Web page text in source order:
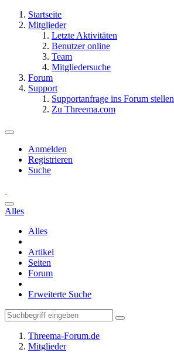
Startseite
Mitglieder
Letzte Aktivitäten
Benutzer online
Team
Mitgliedersuche
Forum
Support
Supportanfrage ins Forum stellen
Zu Threema.com
Anmelden
Registrieren
Suche
Alles
Alles
Artikel
Seiten
Forum
Erweiterte Suche
Threema-Forum.de
Mitglieder